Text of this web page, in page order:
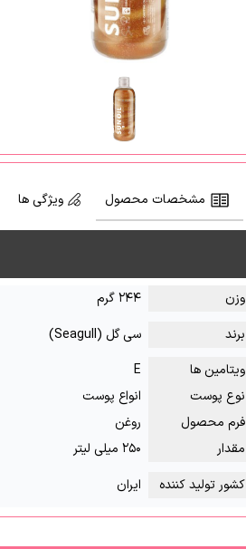
مشخصات محصول ویژگی ها
وزن ۲۴۴ گرم
برند
سی گل (Seagull)
ویتامین ها
E
نوع پوست
انواع پوست
فرم محصول
روغن
مقدار
۲۵۰ میلی لیتر
کشور تولید کننده
ایران